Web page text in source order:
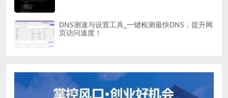
DNS测速与设置工具_一键检测最快DNS，提升网
页访问速度！